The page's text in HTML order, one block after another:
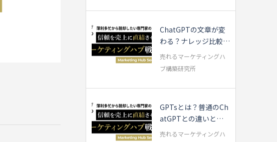
ChatGPTの文章が変
わる？ナレッジ比較し
てみました
売れるマーケティングハ
ブ構築研究所
GPTsとは？普通のCh
atGPTとの違いと使
い方を実演【専門家...
売れるマーケティングハ